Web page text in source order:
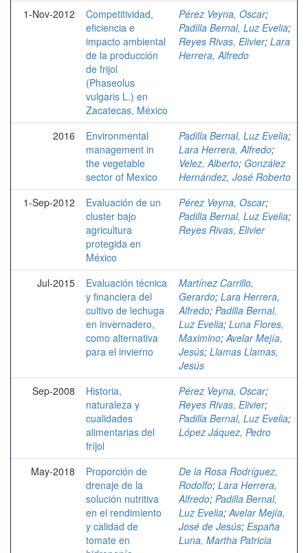
1-Nov-2012
Competitividad,
eficiencia e
impacto ambiental
de la producción
de frijol
(Phaseolus
vulgaris L.) en
Zacatecas, México
Pérez Veyna, Oscar;
Padilla Bernal, Luz Evelia;
Reyes Rivas, Elivier; Lara
Herrera, Alfredo
2016
Environmental
management in
the vegetable
sector of Mexico
Padilla Bernal, Luz Evelia;
Lara Herrera, Alfredo;
Velez, Alberto; González
Hernández, José Roberto
1-Sep-2012
Evaluación de un
cluster bajo
agricultura
protegida en
México
Pérez Veyna, Oscar;
Padilla Bernal, Luz Evelia;
Reyes Rivas, Elivier
Jul-2015
Evaluación técnica
y financiera del
cultivo de lechuga
en invernadero,
como alternativa
para el invierno
Martínez Carrillo,
Gerardo; Lara Herrera,
Alfredo; Padilla Bernal,
Luz Evelia; Luna Flores,
Maximino; Avelar Mejía,
Jesús; Llamas Llamas,
Jesús
Sep-2008
Historia,
naturaleza y
cualidades
alimentarias del
fríjol
Pérez Veyna, Oscar;
Reyes Rivas, Elivier;
Padilla Bernal, Luz Evelia;
López Jáquez, Pedro
May-2018
Proporción de
drenaje de la
solución nutritiva
en el rendimiento
y calidad de
tomate en
De la Rosa Rodríguez,
Rodolfo; Lara Herrera,
Alfredo; Padilla Bernal,
Luz Evelia; Avelar Mejía,
José de Jesús; España
Luna, Martha Patricia